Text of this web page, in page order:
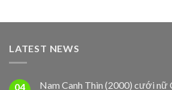
LATEST NEWS
04 Nam Canh Thìn (2000) cưới nữ